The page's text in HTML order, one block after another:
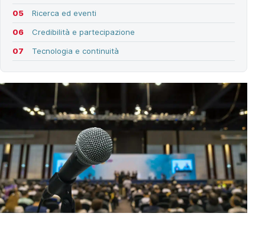
Ricerca ed eventi
Credibilità e partecipazione
Tecnologia e continuità